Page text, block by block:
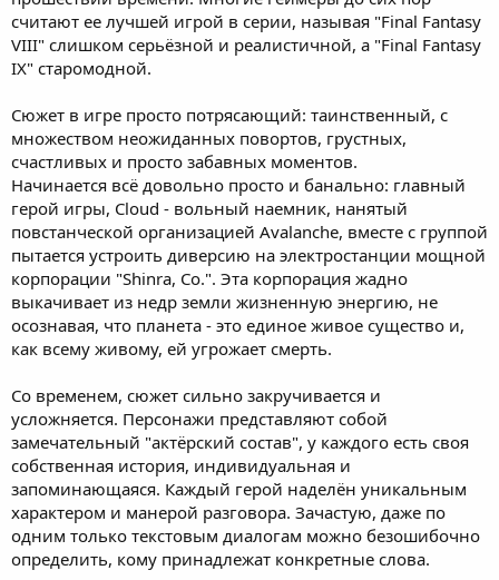
считают ее лучшей игрой в серии, называя "Final Fantasy
VIII" слишком серьёзной и реалистичной, а "Final Fantasy
IX" старомодной.
Сюжет в игре просто потрясающий: таинственный, с
множеством неожиданных повортов, грустных,
счастливых и просто забавных моментов.
Начинается всё довольно просто и банально: главный
герой игры, Cloud - вольный наемник, нанятый
повстанческой организацией Avalanche, вместе с группой
пытается устроить диверсию на электростанции мощной
корпорации "Shinra, Co.". Эта корпорация жадно
выкачивает из недр земли жизненную энергию, не
осознавая, что планета - это единое живое существо и,
как всему живому, ей угрожает смерть.
Со временем, сюжет сильно закручивается и
усложняется. Персонажи представляют собой
замечательный "актёрский состав", у каждого есть своя
собственная история, индивидуальная и
запоминающаяся. Каждый герой наделён уникальным
характером и манерой разговора. Зачастую, даже по
одним только текстовым диалогам можно безошибочно
определить, кому принадлежат конкретные слова.